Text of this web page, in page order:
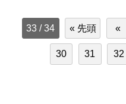
33 / 34 « 先頭 «
30 31 32